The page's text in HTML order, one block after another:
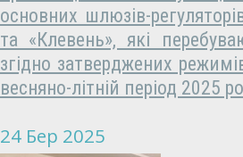
основних шлюзів-
та «Клевень», які
згідно затверджених
весняно-літній період 2025
24 Бер 2025